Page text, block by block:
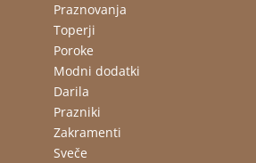
Praznovanja
Toperji
Poroke
Modni dodatki
Darila
Prazniki
Zakramenti
Sveče